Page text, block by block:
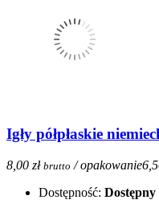
Igły półpłaskie
8,00 zł brutto / opakowanie
Dostępność: Dostępny